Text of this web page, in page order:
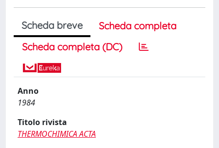
Scheda breve
Scheda completa
Scheda completa (DC)
Anno
1984
Titolo rivista
THERMOCHIMICA ACTA